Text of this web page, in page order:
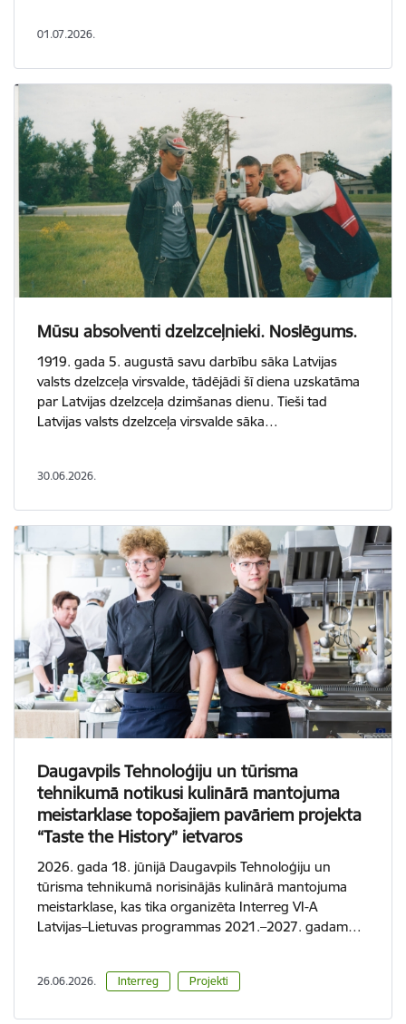
01.07.2026.
Mūsu absolventi dzelzceļnieki. Noslēgums.
1919. gada 5. augustā savu darbību sāka Latvijas
valsts dzelzceļa virsvalde, tādējādi šī diena uzskatāma
par Latvijas dzelzceļa dzimšanas dienu. Tieši tad
Latvijas valsts dzelzceļa virsvalde sāka…
30.06.2026.
Daugavpils Tehnoloģiju un tūrisma
tehnikumā notikusi kulinārā mantojuma
meistarklase topošajiem pavāriem projekta
“Taste the History” ietvaros
2026. gada 18. jūnijā Daugavpils Tehnoloģiju un
tūrisma tehnikumā norisinājās kulinārā mantojuma
meistarklase, kas tika organizēta Interreg VI-A
Latvijas–Lietuvas programmas 2021.–2027. gadam…
26.06.2026. Interreg Projekti